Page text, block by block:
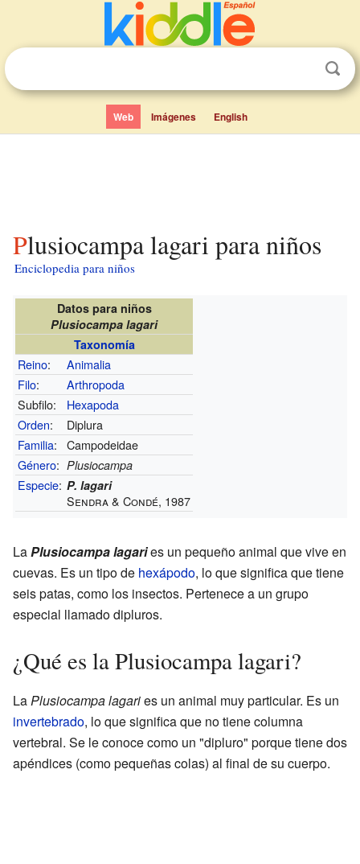
Web Imágenes English
Plusiocampa lagari para niños
Enciclopedia para niños
Datos para niños
Plusiocampa lagari
Taxonomía
Reino:
Animalia
Filo:
Arthropoda
Subfilo:
Hexapoda
Orden:
Diplura
Familia:
Campodeidae
Género: Plusiocampa
Especie: P. lagari
Sendra & Condé, 1987
LaPlusiocampa lagaries un pequeño animal que vive en
cuevas. Es un tipo de hexápodo, lo que significa que tiene
seis patas, como los insectos. Pertenece a un grupo
especial llamado dipluros.
¿Qué es la Plusiocampa lagari?
LaPlusiocampa lagaries un animal muy particular. Es un
invertebrado, lo que significa que no tiene columna
vertebral. Se le conoce como un "dipluro" porque tiene dos
apéndices (como pequeñas colas) al final de su cuerpo.